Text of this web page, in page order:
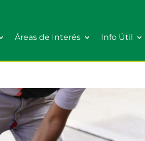
Áreas de Interés Info Útil